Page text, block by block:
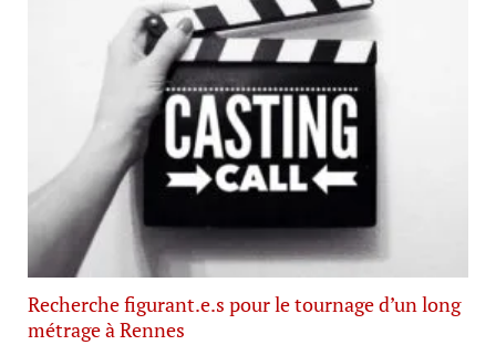
Recherche figurant.e.s pour le tournage d’un long
métrage à Rennes